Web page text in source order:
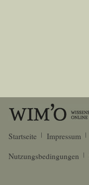
Startseite Impressum
Nutzungsbedingungen